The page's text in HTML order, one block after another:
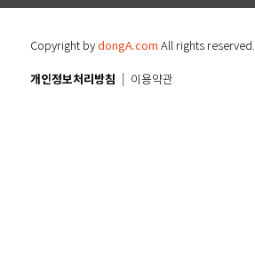
Copyright bydongA.com All rights reserved.
개인정보처리방침 이용약관